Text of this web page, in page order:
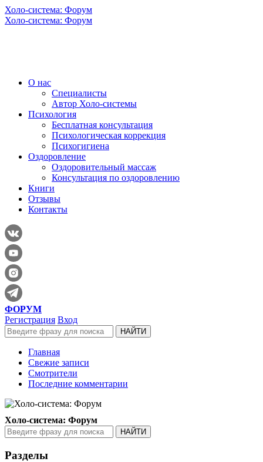
Холо-система: Форум
Холо-система: Форум
О нас
Специалисты
Автор Холо-системы
Психология
Бесплатная консультация
Психологическая коррекция
Психогигиена
Оздоровление
Оздоровительный массаж
Консультация по оздоровлению
Книги
Отзывы
Контакты
ФОРУМ
Регистрация Вход
Главная
Свежие записи
Смотрители
Последние комментарии
Холо-система: Форум
Разделы